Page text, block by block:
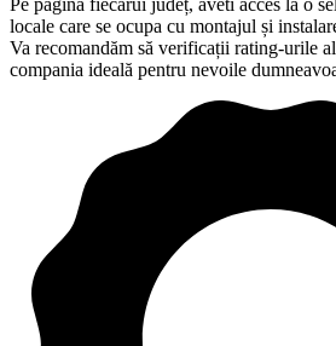
locale care se ocupa cu montajul și
Va recomandăm să verificații rating-urile
compania ideală pentru nevoile